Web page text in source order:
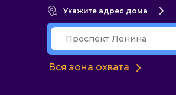
Укажите адрес дома
Вся зона охвата